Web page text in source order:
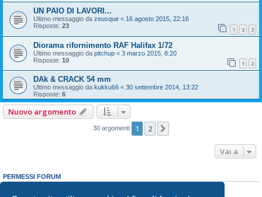
UN PAIO DI LAVORI...
Ultimo messaggio da zeusque « 16 agosto 2015, 22:16
Risposte: 23 1 2 3
Diorama rifornimento RAF Halifax 1/72
Ultimo messaggio da pitchup « 3 marzo 2015, 8:20
Risposte: 10 1 2
DAk & CRACK 54 mm
Ultimo messaggio da kukku66 « 30 settembre 2014, 13:22
Risposte: 6
Nuovo argomento
30 argomenti 1 2
Vai a
PERMESSI FORUM